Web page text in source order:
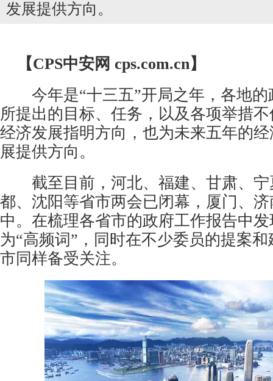
发展提供方向。
【CPS中安网 cps.com.cn】
今年是“十三五”开局之年，各地的
所提出的目标、任务，以及各项举措
经济发展指明方向，也为未来五年的
展提供方向。
截至目前，河北、福建、甘肃、宁
都、沈阳等省市两会已闭幕，厦门、
中。在梳理各省市的政府工作报告中
为“高频词”，同时在不少委员的提案
市同样备受关注。